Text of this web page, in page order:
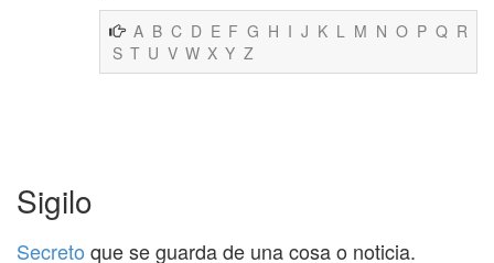
A B C D E F G H I J K L M N O P Q R
S T U V W X Y Z
Sigilo
Secreto que se guarda de una cosa o noticia.